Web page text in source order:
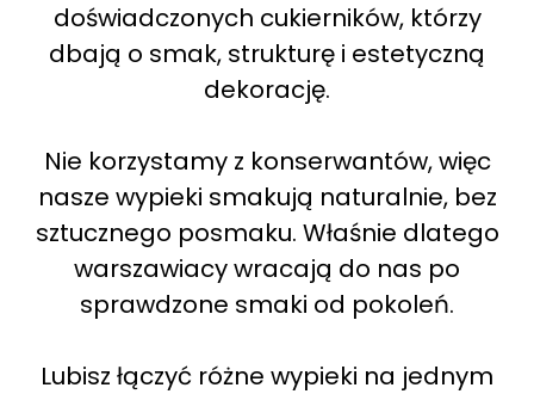
doświadczonych cukierników, którzy
dbają o smak, strukturę i estetyczną
dekorację.
Nie korzystamy z konserwantów, więc
nasze wypieki smakują naturalnie, bez
sztucznego posmaku. Właśnie dlatego
warszawiacy wracają do nas po
sprawdzone smaki od pokoleń.
Lubisz łączyć różne wypieki na jednym